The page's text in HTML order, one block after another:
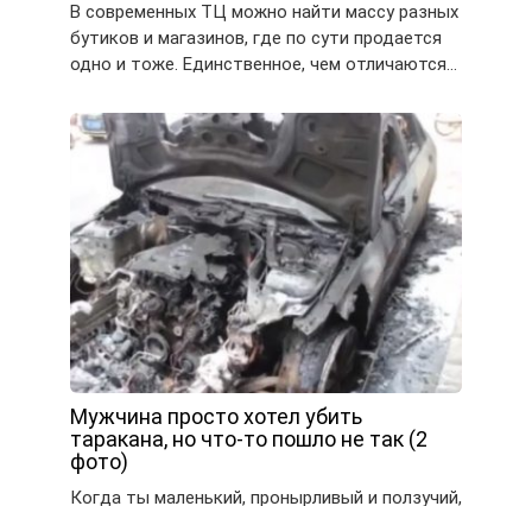
В современных ТЦ можно найти массу разных
бутиков и магазинов, где по сути продается
одно и тоже. Единственное, чем отличаются…
Мужчина просто хотел убить
таракана, но что-то пошло не так (2
фото)
Когда ты маленький, пронырливый и ползучий,